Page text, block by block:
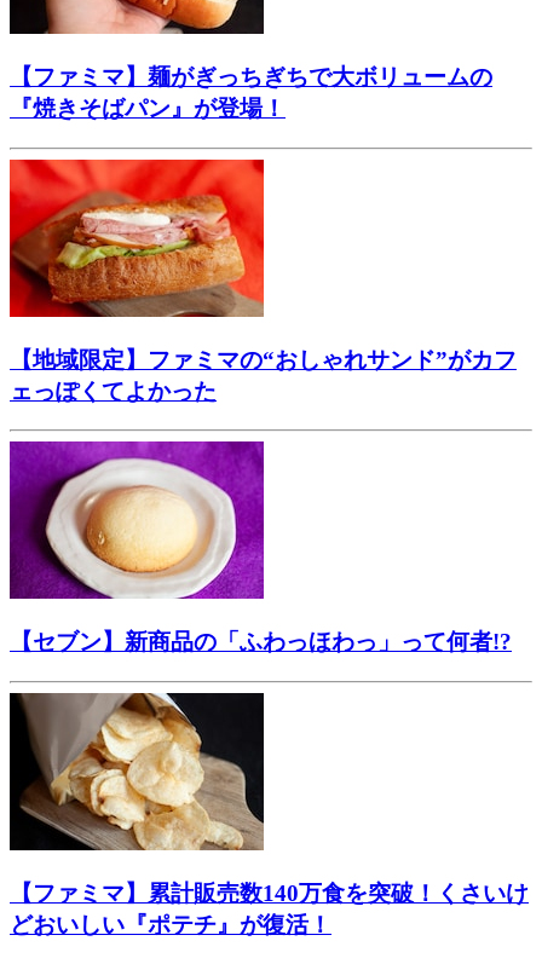
【ファミマ】麺がぎっちぎちで大ボリュームの
『焼きそばパン』が登場！
【地域限定】ファミマの“おしゃれサンド”がカフ
ェっぽくてよかった
【セブン】新商品の「ふわっほわっ」って何者!?
【ファミマ】累計販売数140万食を突破！くさいけ
どおいしい『ポテチ』が復活！